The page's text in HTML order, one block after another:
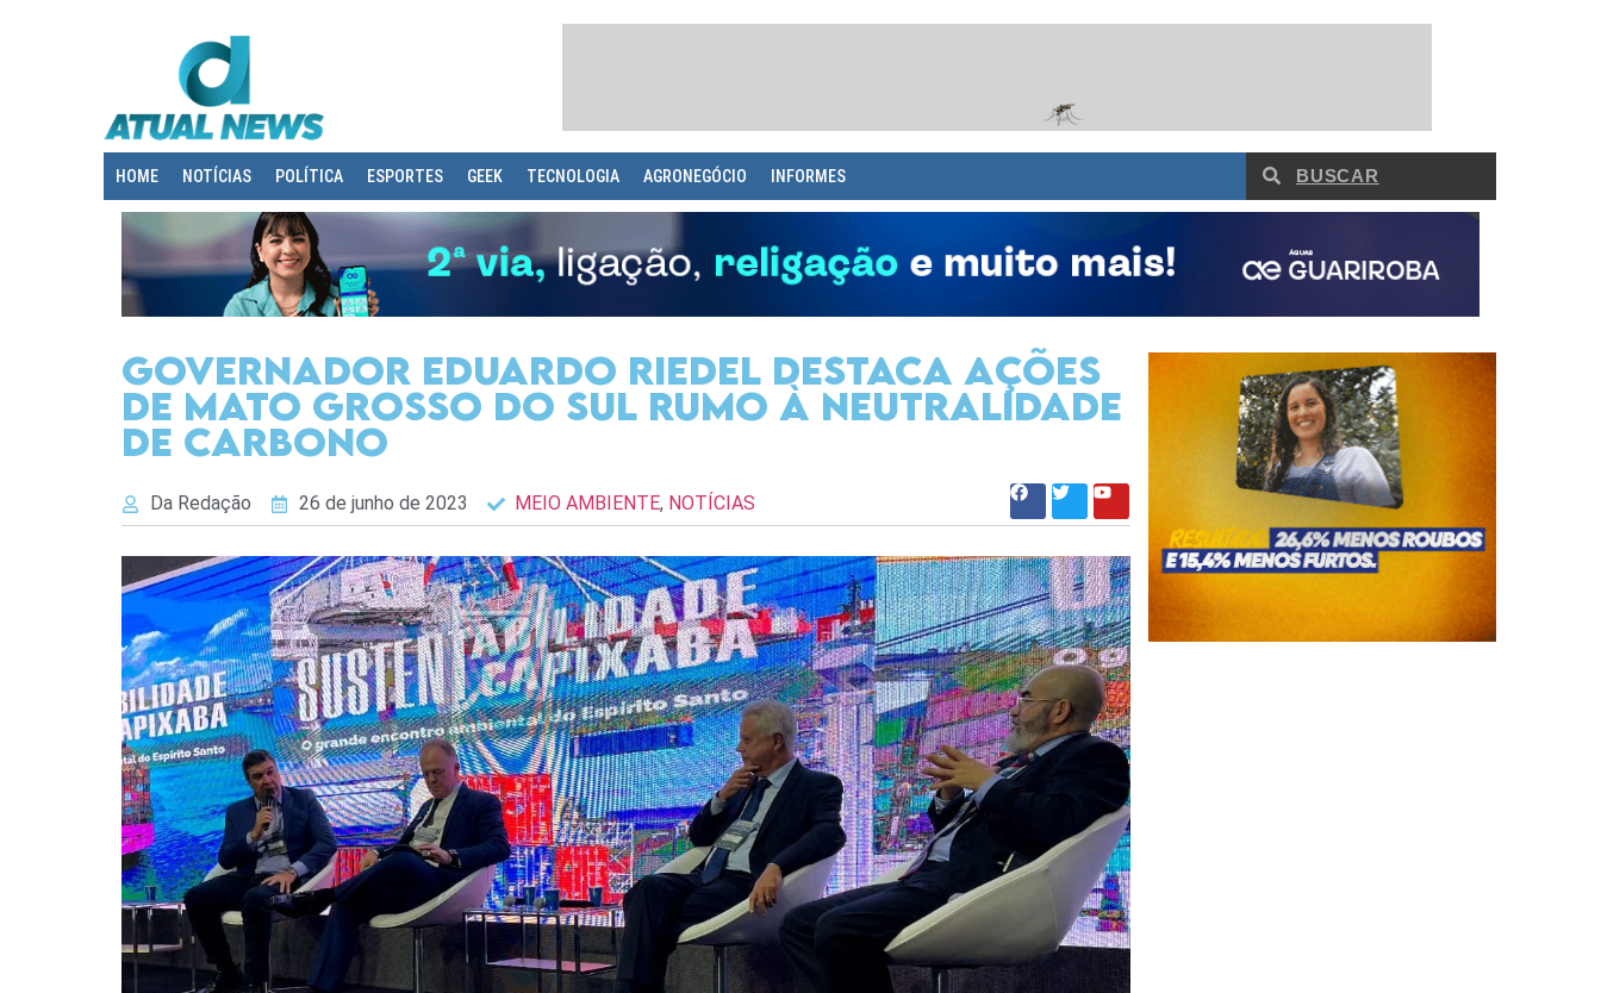
HOME NOTÍCIAS POLÍTICA ESPORTES GEEK TECNOLOGIA AGRONEGÓCIO INFORMES
Governador Eduardo Riedel destaca ações
de Mato Grosso do Sul rumo à neutralidade
de carbono
Da Redação 26 de junho de 2023 MEIO AMBIENTE, NOTÍCIAS